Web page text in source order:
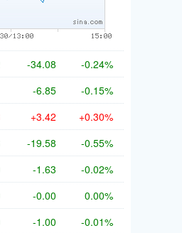
-34.08 -0.24%
-6.85 -0.15%
+3.42 +0.30%
-19.58 -0.55%
-1.63 -0.02%
-0.00 0.00%
-1.00 -0.01%